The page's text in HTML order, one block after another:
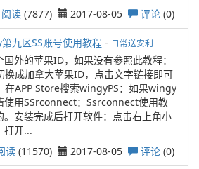
阅读 (7877) 2017-08-05 评论 (0)
九区SS账号使用教程 - 日常送安利
外的苹果ID，如果没有参照此教程：
换成加拿大苹果ID，点击文字链接即可
在APP Store搜索wingyPS：如果wingy
使用SSrconnect：Ssrconnect使用教
安装完成后打开软件：点击右上角小
打开...
读 (11570) 2017-08-05 评论 (0)